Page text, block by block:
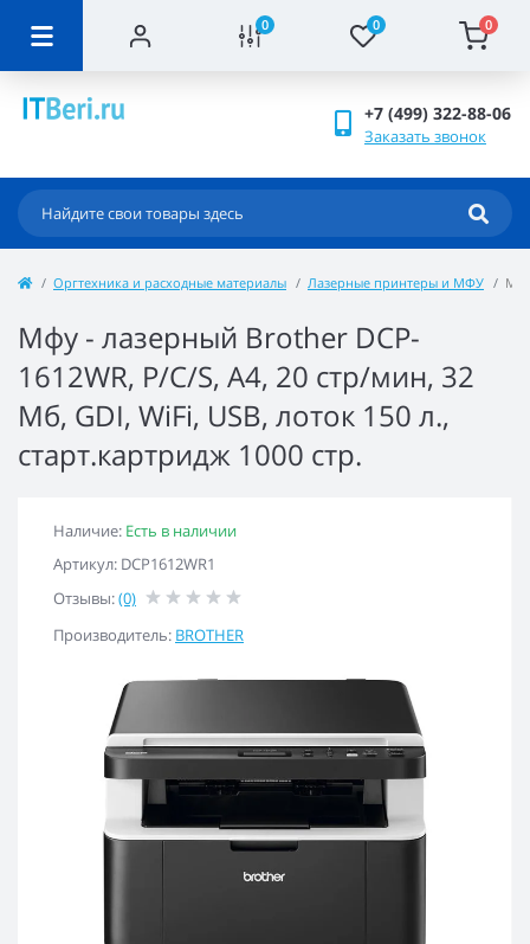
0 0 0
+7 (499) 322-88-06
Заказать звонок
Оргтехника и расходные материалы Лазерные принтеры и МФУ
Мфу - лазерный Brother DCP-
1612WR, P/C/S, A4, 20 cтр/мин, 32
Мб, GDI, WiFi, USB, лоток 150 л.,
старт.картридж 1000 стр.
Наличие: Есть в наличии
Артикул: DCP1612WR1
Отзывы:(0)
Производитель: BROTHER